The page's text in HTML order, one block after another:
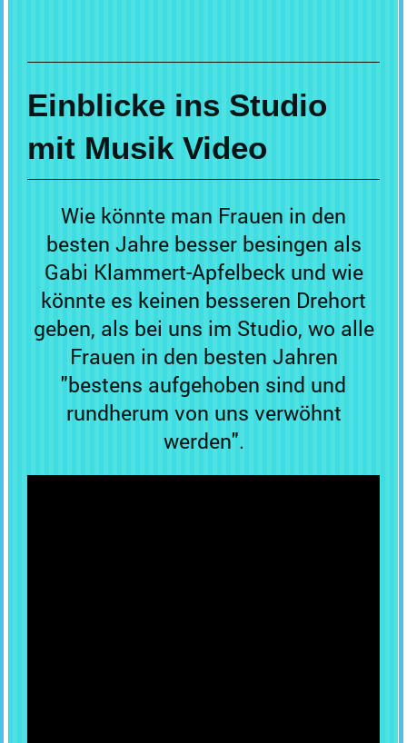
Einblicke ins Studio
mit Musik Video
Wie könnte man Frauen in den
besten Jahre besser besingen als
Gabi Klammert-Apfelbeck und wie
könnte es keinen besseren Drehort
geben, als bei uns im Studio, wo alle
Frauen in den besten Jahren
"bestens aufgehoben sind und
rundherum von uns verwöhnt
werden".